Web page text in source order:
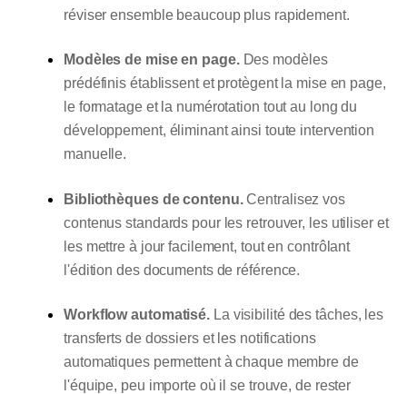
réviser ensemble beaucoup plus rapidement.
Modèles de mise en page.Des modèles
prédéfinis établissent et protègent la mise en page,
le formatage et la numérotation tout au long du
développement, éliminant ainsi toute intervention
manuelle.
Bibliothèques de contenu.Centralisez vos
contenus standards pour les retrouver, les utiliser et
les mettre à jour facilement, tout en contrôlant
l'édition des documents de référence.
Workflow automatisé. La visibilité des tâches, les
transferts de dossiers et les notifications
automatiques permettent à chaque membre de
l'équipe, peu importe où il se trouve, de rester